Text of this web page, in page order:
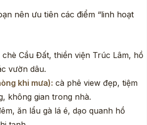
nên ưu tiên các điểm “linh hoạt
chè Cầu Đất, thiền viện Trúc Lâm, hồ
vườn dâu.
khi mưa): cà phê view đẹp, tiệm
không gian trong nhà.
ăn lẩu gà lá é, dạo quanh hồ